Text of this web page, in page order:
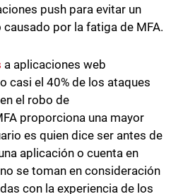
push para evitar un
por la fatiga de MFA.
a aplicaciones web
casi el 40% de los ataques
el robo de
proporciona una mayor
es quien dice ser antes de
aplicación o cuenta en
se toman en consideración
con la experiencia de los